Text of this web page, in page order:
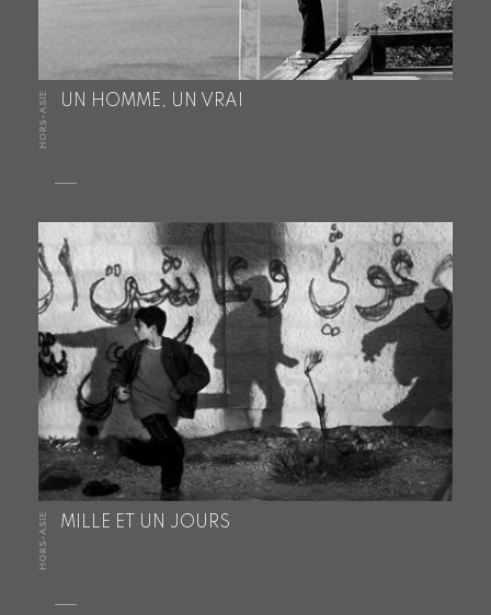
HORS-ASIE UN HOMME, UN VRAI
HORS-ASIE MILLE ET UN JOURS